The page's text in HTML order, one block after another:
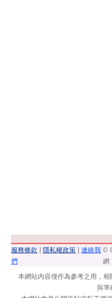
服務條款 隱私權政策
連絡我
們
©
網
本網站內容僅作為參考之用，
與準